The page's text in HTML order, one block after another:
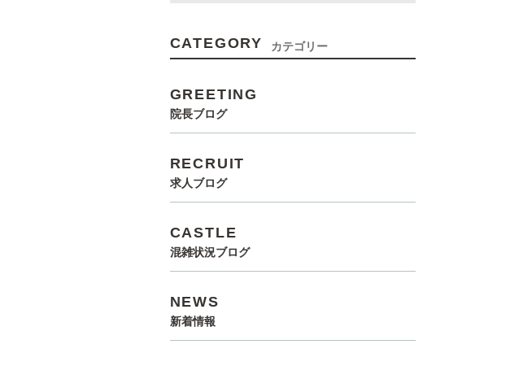
CATEGORY カテゴリー
GREETING
院長ブログ
RECRUIT
求人ブログ
CASTLE
混雑状況ブログ
NEWS
新着情報